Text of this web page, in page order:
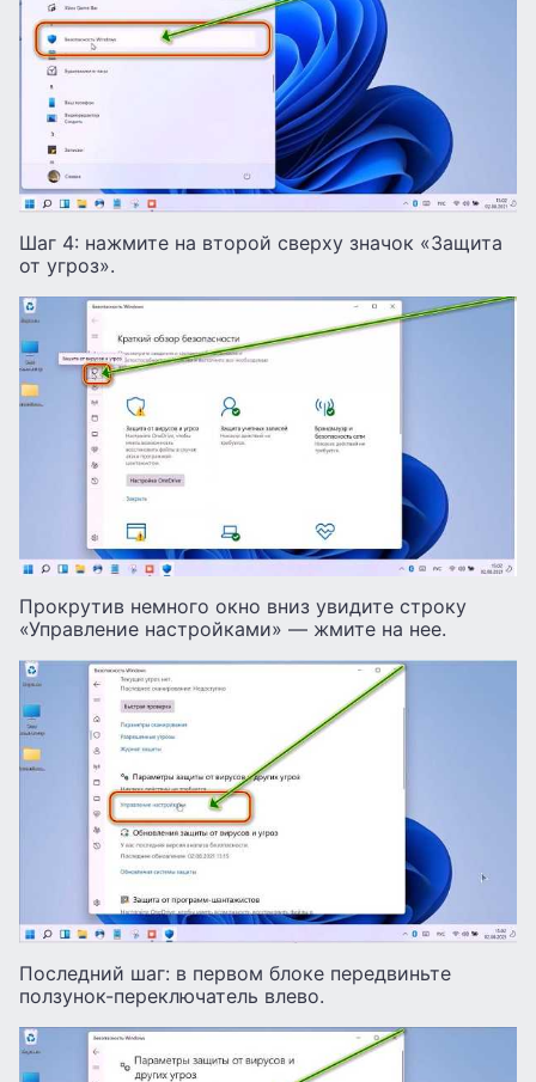
Шаг 4: нажмите на второй сверху значок «Защита
от угроз».
Прокрутив немного окно вниз увидите строку
«Управление настройками» — жмите на нее.
Последний шаг: в первом блоке передвиньте
ползунок-переключатель влево.